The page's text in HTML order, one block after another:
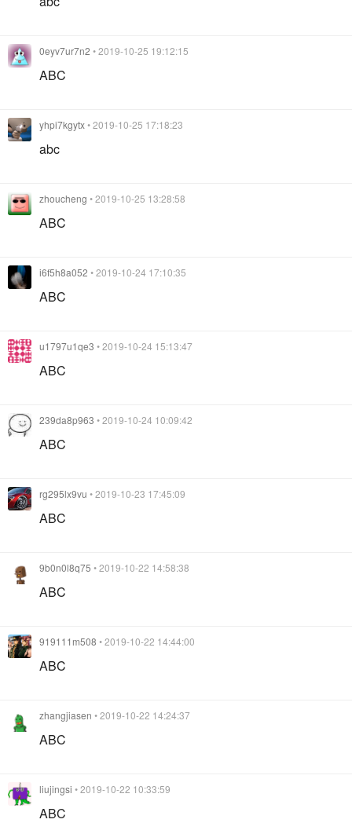
0eyv7ur7n2 • 2019-10-25 19:12:15
ABC
yhpi7kgytx• 2019-10-25 17:18:23
abc
zhoucheng • 2019-10-25 13:28:58
ABC
i6f5h8a052 • 2019-10-24 17:10:35
ABC
u1797u1qe3 • 2019-10-24 15:13:47
ABC
239da8p963 • 2019-10-24 10:09:42
ABC
rg295lx9vu • 2019-10-23 17:45:09
ABC
9b0n0l8q75 • 2019-10-22 14:58:38
ABC
919111m508 • 2019-10-22 14:44:00
ABC
zhangjiasen • 2019-10-22 14:24:37
ABC
liujingsi • 2019-10-22 10:33:59
ABC